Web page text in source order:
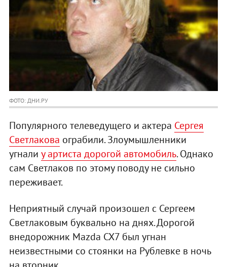
ФОТО: ДНИ.РУ
Популярного телеведущего и актера Сергея
Светлакова ограбили. Злоумышленники
угнали у артиста дорогой автомобиль. Однако
сам Светлаков по этому поводу не сильно
переживает.
Неприятный случай произошел с Сергеем
Светлаковым буквально на днях. Дорогой
внедорожник Mazda CX7 был угнан
неизвестными со стоянки на Рублевке в ночь